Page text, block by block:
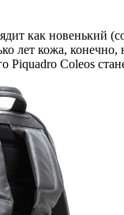
как новенький
лет кожа, конечно,
Piquadro Coleos